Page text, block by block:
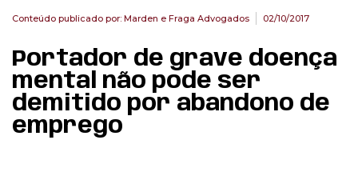
Conteúdo publicado por: Marden e Fraga Advogados 02/10/2017
Portador de grave doença
mental não pode ser
demitido por abandono de
emprego